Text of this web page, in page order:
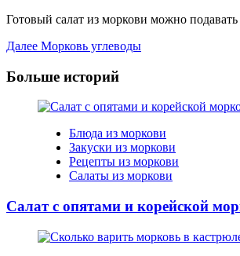
Готовый салат из моркови можно
Post
Navigation
Далее Морковь углеводы
Больше историй
Блюда из моркови
Закуски из моркови
Рецепты из моркови
Салаты из моркови
Салат с опятами и корейской